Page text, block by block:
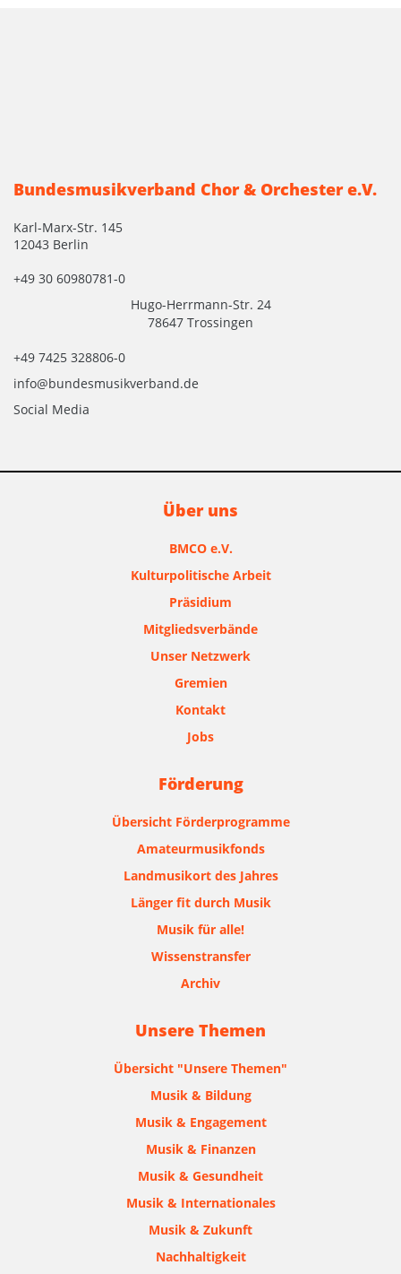
Bundesmusikverband Chor & Orchester e.V.
Karl-Marx-Str. 145
12043 Berlin
+49 30 60980781-0
Hugo-Herrmann-Str. 24
78647 Trossingen
+49 7425 328806-0
info@bundesmusikverband.de
Social Media
Über uns
BMCO e.V.
Kulturpolitische Arbeit
Präsidium
Mitgliedsverbände
Unser Netzwerk
Gremien
Kontakt
Jobs
Förderung
Übersicht Förderprogramme
Amateurmusikfonds
Landmusikort des Jahres
Länger fit durch Musik
Musik für alle!
Wissenstransfer
Archiv
Unsere Themen
Übersicht "Unsere Themen"
Musik & Bildung
Musik & Engagement
Musik & Finanzen
Musik & Gesundheit
Musik & Internationales
Musik & Zukunft
Nachhaltigkeit